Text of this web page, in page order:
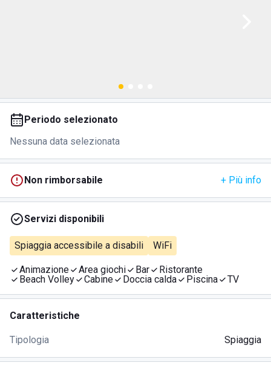
Periodo selezionato
Nessuna data selezionata
Non rimborsabile + Più info
Servizi disponibili
Spiaggia accessibile a disabili WiFi
Animazione Area giochi Bar
Ristorante
Beach Volley
Cabine Doccia calda Piscina TV
Caratteristiche
Tipologia Spiaggia